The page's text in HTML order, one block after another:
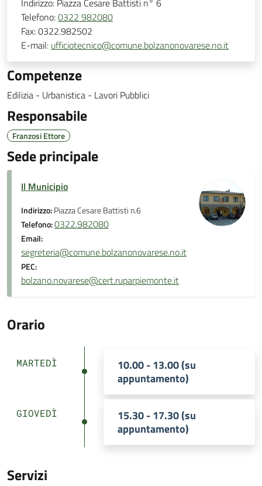
Indirizzo: Piazza Cesare Battisti n° 6
Telefono:0322 982080
Fax:0322.982502
E-mail: ufficiotecnico@comune.bolzanonovarese.no.it
Competenze
Edilizia - Urbanistica - Lavori Pubblici
Responsabile
Franzosi Ettore
Sede principale
Il Municipio
Indirizzo:Piazza Cesare Battisti n.6
Telefono:0322.982080
Email:
segreteria@comune.bolzanonovarese.no.it
PEC:
bolzano.novarese@cert.ruparpiemonte.it
Orario
MARTEDÌ
10.00 - 13.00 (su
appuntamento)
GIOVEDÌ
15.30 - 17.30 (su
appuntamento)
Servizi